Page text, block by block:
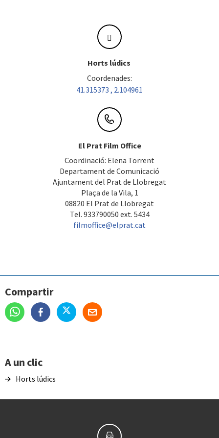
Horts lúdics
Coordenades:
41.315373 , 2.104961
El Prat Film Office
Coordinació: Elena Torrent
Departament de Comunicació
Ajuntament del Prat de Llobregat
Plaça de la Vila, 1
08820 El Prat de Llobregat
Tel. 933790050 ext. 5434
filmoffice@elprat.cat
Compartir
A un clic
Horts lúdics